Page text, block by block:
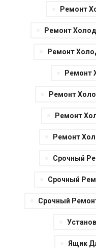
Ремонт
Ремонт
Ремонт
Ремонт
Ремонт
Ремонт
Ремонт
Срочный
Срочный
Срочный
Ящик